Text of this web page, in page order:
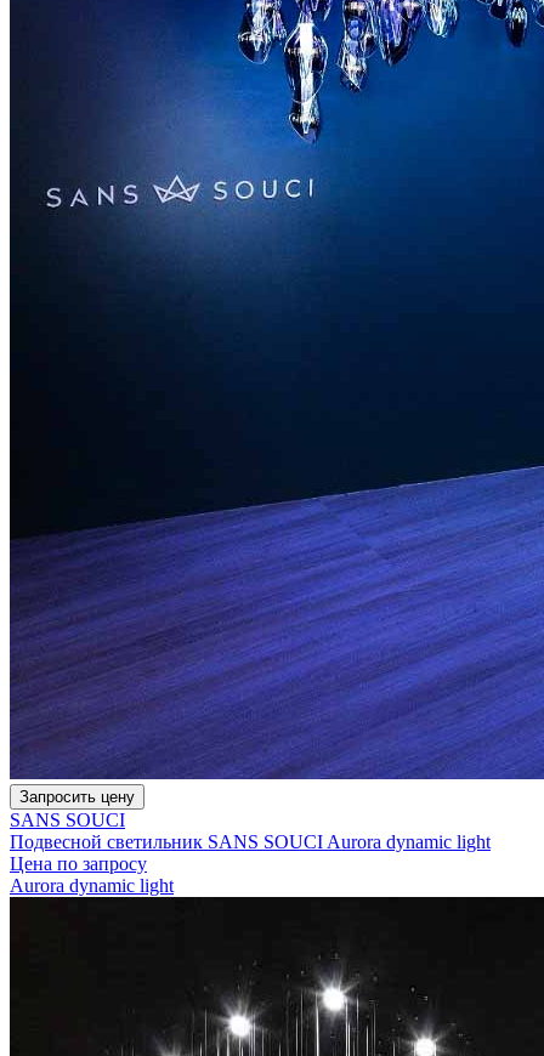
Запросить цену
SANS SOUCI
Подвесной светильник SANS SOUCI Aurora dynamic light
Цена по запросу
Aurora dynamic light